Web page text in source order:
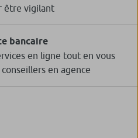
être vigilant
bancaire
en ligne tout en vous
en agence